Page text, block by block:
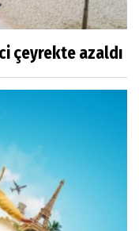
çeyrekte azaldı